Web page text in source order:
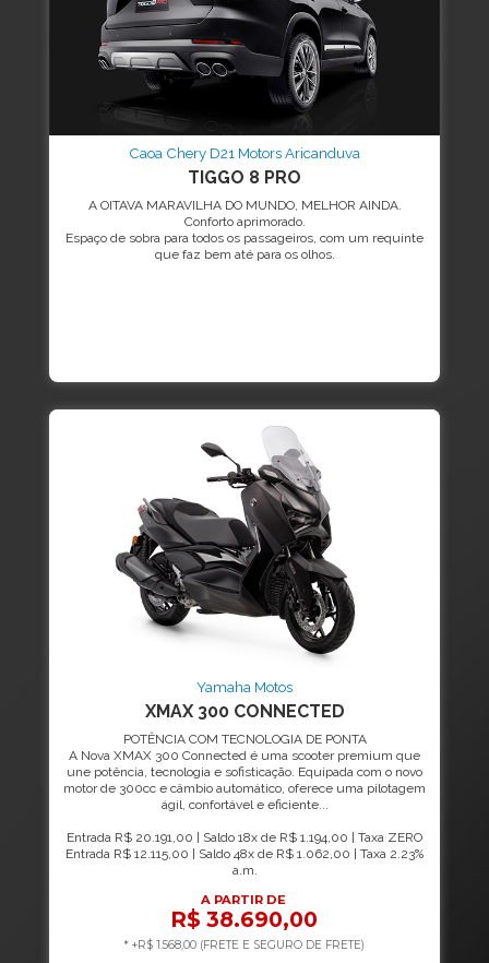
Caoa Chery D21 Motors Aricanduva
TIGGO 8 PRO
A OITAVA MARAVILHA DO MUNDO, MELHOR AINDA.
Conforto aprimorado.
Espaço de sobra para todos os passageiros, com um requinte
que faz bem até para os olhos.
Yamaha Motos
XMAX 300 CONNECTED
POTÊNCIA COM TECNOLOGIA DE PONTA
A Nova XMAX 300 Connected é uma scooter premium que
une potência, tecnologia e sofisticação. Equipada com o novo
motor de 300cc e câmbio automático, oferece uma pilotagem
ágil, confortável e eficiente...
Entrada R$ 20.191,00 | Saldo 18x de R$ 1.194,00 | Taxa ZERO
Entrada R$ 12.115,00 | Saldo 48x de R$ 1.062,00 | Taxa 2.23%
a.m.
A PARTIR DE
R$ 38.690,00
* +R$ 1.568,00 (FRETE E SEGURO DE FRETE)